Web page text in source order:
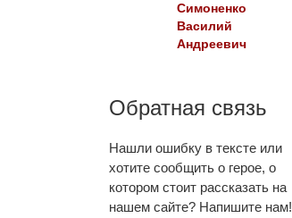
Симоненко
Василий
Андреевич
Обратная связь
Нашли ошибку в тексте или
хотите сообщить о герое, о
котором стоит рассказать на
нашем сайте? Напишите нам!